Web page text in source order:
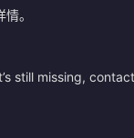
。
still missing,